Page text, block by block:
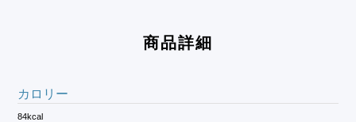
商品詳細
カロリー
84kcal